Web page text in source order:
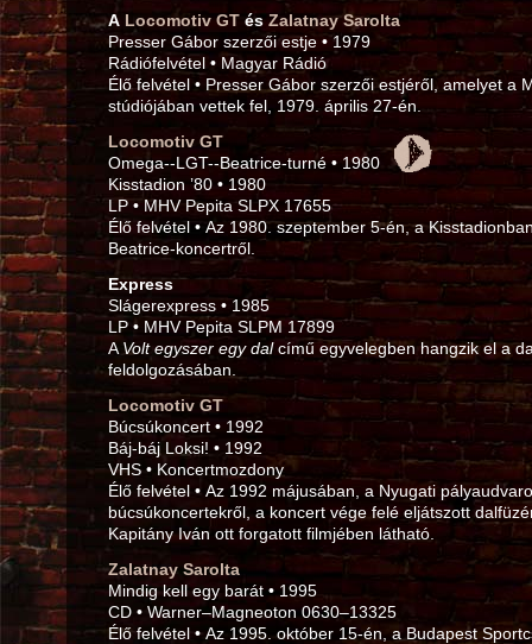
A Locomotiv GT ésZalatnay Sarolta
Presser Gábor szerzői estje • 1979
Rádiófelvétel • Magyar Rádió
Élő felvétel • Presser Gábor szerzői estjéről, amelyet a
stúdiójában vettek fel, 1979. április 27‑én.
Locomotiv GT
Omega--LGT--Beatrice-turné • 1980
Kisstadion ’80 • 1980
LP • MHV Pepita SLPX 17655
Élő felvétel • Az 1980. szeptember 5‑én, a
Beatrice-koncertről.
Express
Slágerexpress • 1985
LP • MHV Pepita SLPM 17899
A Volt egyszer egy dalcímű egyvelegben hangzik el a
feldolgozásában.
Locomotiv GT
Búcsúkoncert • 1992
Báj-báj Loksi! • 1992
VHS • Koncertmozdony
Élő felvétel • Az 1992 májusában, a Nyugati
búcsúkoncertekről, a koncert vége felé eljátszott
Kapitány Iván ott forgatott filmjében látható.
Zalatnay Sarolta
Mindig kell egy barát • 1995
CD • Warner–Magneoton 0630–13325
Élő felvétel • Az 1995. október 15‑én, a Budapest